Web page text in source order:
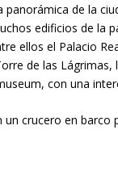
panorámica de la
edificios de
ellos el Palacio
de las
con una
crucero en barco